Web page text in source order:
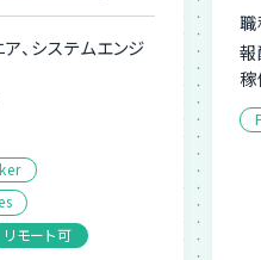
、システムエンジ
リモート可
職
報